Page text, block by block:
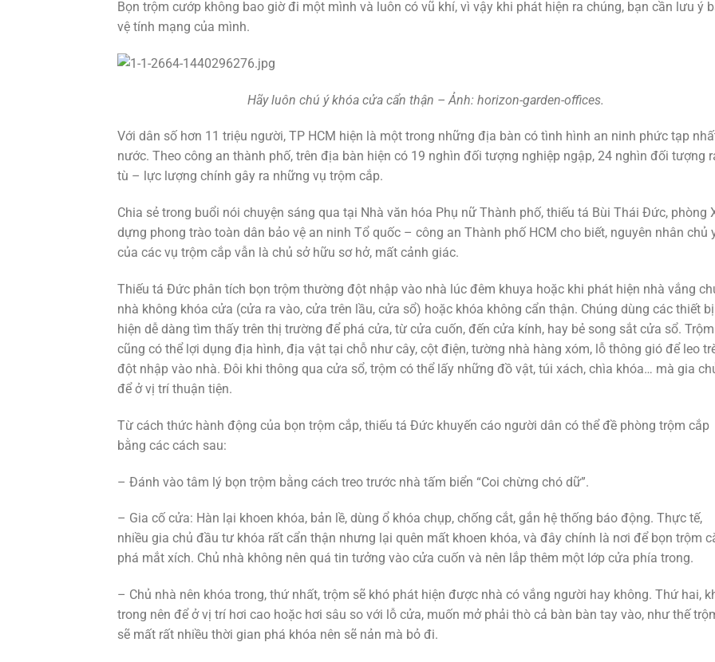
Bọn trộm cướp không bao giờ đi một mình và luôn có vũ khí, vì vậy khi phát hiện ra chúng, bạn cần lưu ý
vệ tính mạng của mình.
Hãy luôn chú ý khóa cửa cẩn thận – Ảnh: horizon-garden-offices.
Với dân số hơn 11 triệu người, TP HCM hiện là một trong những địa bàn có tình hình an ninh phức tạp
nước. Theo công an thành phố, trên địa bàn hiện có 19 nghìn đối tượng nghiệp ngập, 24 nghìn đối tượng
tù – lực lượng chính gây ra những vụ trộm cắp.
Chia sẻ trong buổi nói chuyện sáng qua tại Nhà văn hóa Phụ nữ Thành phố, thiếu tá Bùi Thái Đức, phòng
dựng phong trào toàn dân bảo vệ an ninh Tổ quốc – công an Thành phố HCM cho biết, nguyên nhân chủ
của các vụ trộm cắp vẫn là chủ sở hữu sơ hở, mất cảnh giác.
Thiếu tá Đức phân tích bọn trộm thường đột nhập vào nhà lúc đêm khuya hoặc khi phát hiện nhà vắng
nhà không khóa cửa (cửa ra vào, cửa trên lầu, cửa sổ) hoặc khóa không cẩn thận. Chúng dùng các thiết bị
hiện dễ dàng tìm thấy trên thị trường để phá cửa, từ cửa cuốn, đến cửa kính, hay bẻ song sắt cửa sổ. Trộm
cũng có thể lợi dụng địa hình, địa vật tại chỗ như cây, cột điện, tường nhà hàng xóm, lỗ thông gió để leo
đột nhập vào nhà. Đôi khi thông qua cửa sổ, trộm có thể lấy những đồ vật, túi xách, chìa khóa… mà gia
để ở vị trí thuận tiện.
Từ cách thức hành động của bọn trộm cắp, thiếu tá Đức khuyến cáo người dân có thể đề phòng trộm cắp
bằng các cách sau:
– Đánh vào tâm lý bọn trộm bằng cách treo trước nhà tấm biển “Coi chừng chó dữ”.
– Gia cố cửa: Hàn lại khoen khóa, bản lề, dùng ổ khóa chụp, chống cắt, gắn hệ thống báo động. Thực tế,
nhiều gia chủ đầu tư khóa rất cẩn thận nhưng lại quên mất khoen khóa, và đây chính là nơi để bọn trộm
phá mắt xích. Chủ nhà không nên quá tin tưởng vào cửa cuốn và nên lắp thêm một lớp cửa phía trong.
– Chủ nhà nên khóa trong, thứ nhất, trộm sẽ khó phát hiện được nhà có vắng người hay không. Thứ hai,
trong nên để ở vị trí hơi cao hoặc hơi sâu so với lỗ cửa, muốn mở phải thò cả bàn bàn tay vào, như thế
sẽ mất rất nhiều thời gian phá khóa nên sẽ nản mà bỏ đi.